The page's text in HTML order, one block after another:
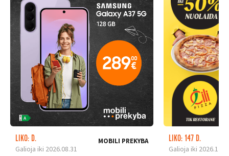
LIKO: D.
Galioja iki 2026.08.31
MOBILI PREKYBA
LIKO: 147 D.
Galioja iki